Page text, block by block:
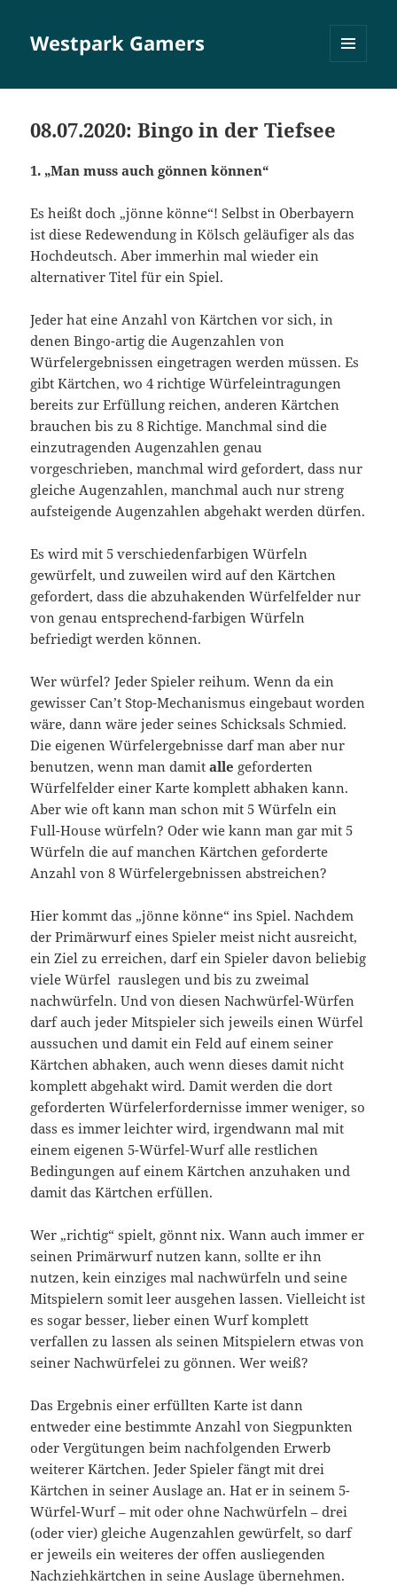
Westpark Gamers
08.07.2020: Bingo in der Tiefsee
1. „Man muss auch gönnen können“
Es heißt doch „jönne könne“! Selbst in Oberbayern
ist diese Redewendung in Kölsch geläufiger als das
Hochdeutsch. Aber immerhin mal wieder ein
alternativer Titel für ein Spiel.
Jeder hat eine Anzahl von Kärtchen vor sich, in
denen Bingo-artig die Augenzahlen von
Würfelergebnissen eingetragen werden müssen. Es
gibt Kärtchen, wo 4 richtige Würfeleintragungen
bereits zur Erfüllung reichen, anderen Kärtchen
brauchen bis zu 8 Richtige. Manchmal sind die
einzutragenden Augenzahlen genau
vorgeschrieben, manchmal wird gefordert, dass nur
gleiche Augenzahlen, manchmal auch nur streng
aufsteigende Augenzahlen abgehakt werden dürfen.
Es wird mit 5 verschiedenfarbigen Würfeln
gewürfelt, und zuweilen wird auf den Kärtchen
gefordert, dass die abzuhakenden Würfelfelder nur
von genau entsprechend-farbigen Würfeln
befriedigt werden können.
Wer würfel? Jeder Spieler reihum. Wenn da ein
gewisser Can’t Stop-Mechanismus eingebaut worden
wäre, dann wäre jeder seines Schicksals Schmied.
Die eigenen Würfelergebnisse darf man aber nur
benutzen, wenn man damitalle geforderten
Würfelfelder einer Karte komplett abhaken kann.
Aber wie oft kann man schon mit 5 Würfeln ein
Full-House würfeln? Oder wie kann man gar mit 5
Würfeln die auf manchen Kärtchen geforderte
Anzahl von 8 Würfelergebnissen abstreichen?
Hier kommt das „jönne könne“ ins Spiel. Nachdem
der Primärwurf eines Spieler meist nicht ausreicht,
ein Ziel zu erreichen, darf ein Spieler davon beliebig
viele Würfel rauslegen und bis zu zweimal
nachwürfeln. Und von diesen Nachwürfel-Würfen
darf auch jeder Mitspieler sich jeweils einen Würfel
aussuchen und damit ein Feld auf einem seiner
Kärtchen abhaken, auch wenn dieses damit nicht
komplett abgehakt wird. Damit werden die dort
geforderten Würfelerfordernisse immer weniger, so
dass es immer leichter wird, irgendwann mal mit
einem eigenen 5-Würfel-Wurf alle restlichen
Bedingungen auf einem Kärtchen anzuhaken und
damit das Kärtchen erfüllen.
Wer „richtig“ spielt, gönnt nix. Wann auch immer er
seinen Primärwurf nutzen kann, sollte er ihn
nutzen, kein einziges mal nachwürfeln und seine
Mitspielern somit leer ausgehen lassen. Vielleicht ist
es sogar besser, lieber einen Wurf komplett
verfallen zu lassen als seinen Mitspielern etwas von
seiner Nachwürfelei zu gönnen. Wer weiß?
Das Ergebnis einer erfüllten Karte ist dann
entweder eine bestimmte Anzahl von Siegpunkten
oder Vergütungen beim nachfolgenden Erwerb
weiterer Kärtchen. Jeder Spieler fängt mit drei
Kärtchen in seiner Auslage an. Hat er in seinem 5-
Würfel-Wurf – mit oder ohne Nachwürfeln – drei
(oder vier) gleiche Augenzahlen gewürfelt, so darf
er jeweils ein weiteres der offen ausliegenden
Nachziehkärtchen in seine Auslage übernehmen.